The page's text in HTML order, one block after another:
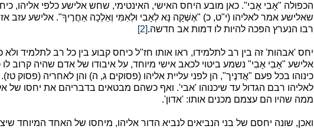
הכפולה "אָבִי אָבִי". כאן מובע היחס האישי, האינטימי, שחש אלישע כלפי אליהו,
שאלישע אמר לאליהו (י"ט, כ) "אֶשְּׁקָה נָּא לְאָבִי וּלְאִמִּי וְאֵלְכָה אַחֲרֶיךָ". אלישע עזב
רבו הנערץ הפכה להיות לו דמות אב חדשה.[2]
יחס 'אבהות' זה בין רב לתלמידו, ראו אותו חז"ל כיחס קבוע בין כל רב לתלמיד
אלישע "אָבִי אָבִי" נשמע ביטוי לכאב אישי מיוחד, על איבודו של אדם שהיה קרוב
כינוהו בכל פעם "אֲדנֶיך", הן לפני עליית אליהו (פסוקים ג, ה) והן לאחריה
לאליהו רבם הגדול עד שיכנוהו 'אבי'. ואף כשהם מבטאים בדבריהם את יחסו של
ממה שהיו הם עצמם מכנים אותו: 'אדון'.
ואכן, שונה יחסם של בני הנביאים לנביא הדור אליהו, מיחסו של האחד המיוחד